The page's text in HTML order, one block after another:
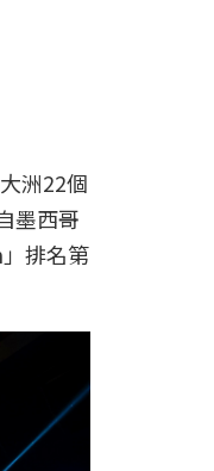
洲22個
墨西哥
排名第